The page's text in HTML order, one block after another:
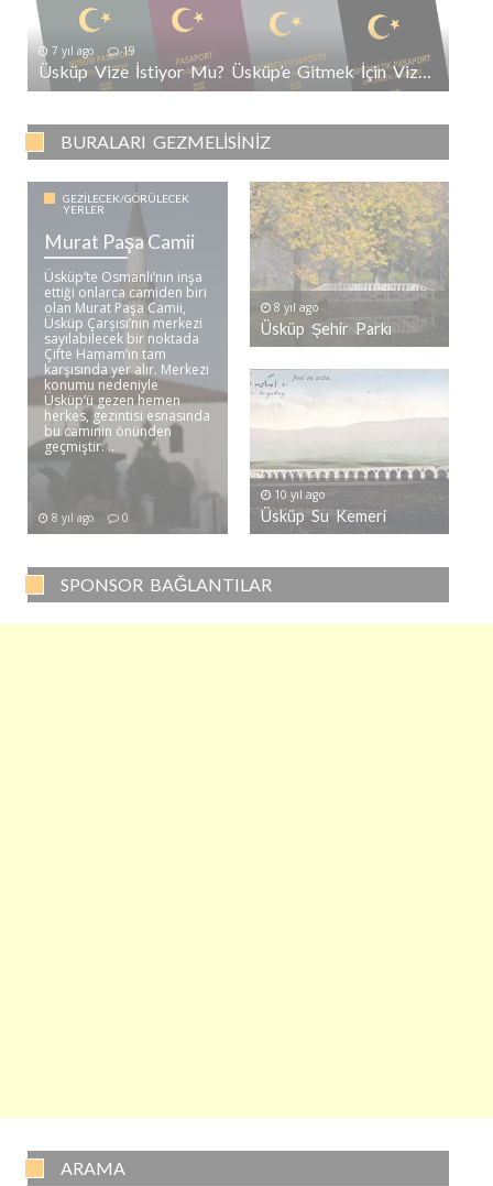
7 yıl ago 19
Üsküp Vize İstiyor Mu? Üsküp’e Gitmek İçin Vize Gerekli Mi?
BURALARI GEZMELISINIZ
GEZILECEK/GÖRÜLECEK
YERLER
Murat Paşa Camii
Üsküp’te Osmanlı’nın inşa
ettiği onlarca camiden biri
olan Murat Paşa Camii,
Üsküp Çarşısı’nın merkezi
sayılabilecek bir noktada
Çifte Hamam’ın tam
karşısında yer alır. Merkezi
konumu nedeniyle
Üsküp’ü gezen hemen
herkes, gezintisi esnasında
bu caminin önünden
geçmiştir. ..
8 yıl ago 0
8 yıl ago
Üsküp Şehir Parkı
10 yıl ago
Üsküp Su Kemeri
SPONSOR BAĞLANTILAR
ARAMA